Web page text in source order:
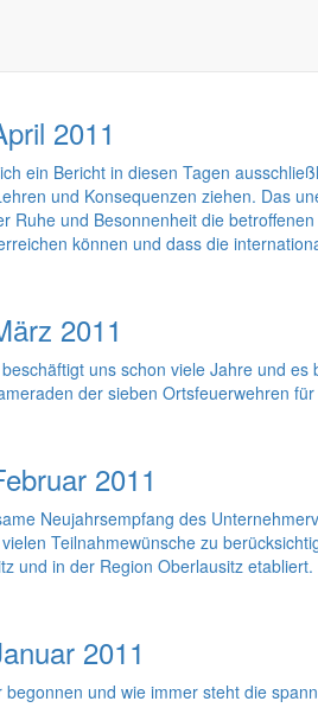
zur Entwicklung der Großgemeinde
die schwierige Aufgabe, auf Basis
2011
ein Bericht in diesen Tagen
und Konsequenzen ziehen. Das
Ruhe und Besonnenheit die
können und dass die
2011
uns schon viele Jahre und
der sieben Ortsfeuerwehren
2011
Neujahrsempfang des
Teilnahmewünsche zu
und in der Region Oberlausitz
2011
und wie immer steht die